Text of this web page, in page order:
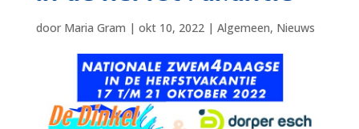
door Maria Gram | okt 10, 2022| Algemeen, Nieuws